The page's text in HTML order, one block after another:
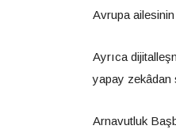
Avrupa
Ayrıca
yapay zekâdan
Arnavutluk